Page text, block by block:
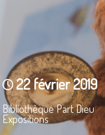
22 février 2019
Bibliothèque Part Dieu
Expositions